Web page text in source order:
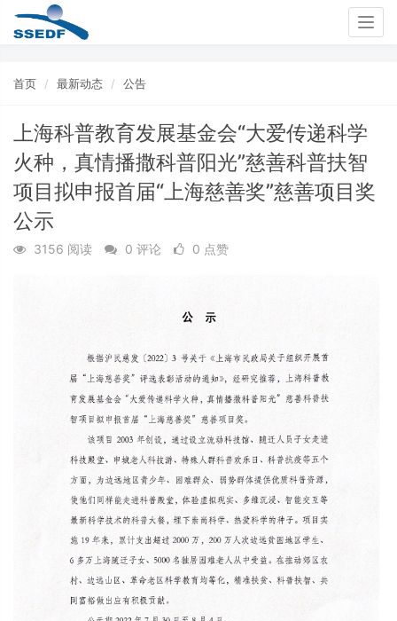
首页 最新动态 公告
上海科普教育发展基金会“大爱传递科学
火种，真情播撒科普阳光”慈善科普扶智
项目拟申报首届“上海慈善奖”慈善项目奖
公示
3156 阅读 0 评论 0 点赞